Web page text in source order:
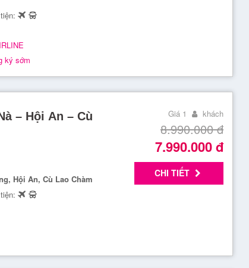
ký sớm
– Hội An – Cù
Hội An, Cù Lao Chàm
Giá 1 khách
8.990.000đ
7.990.000đ
CHI TIẾT